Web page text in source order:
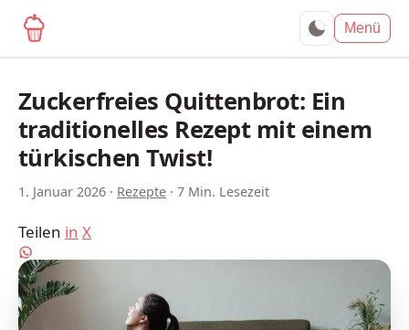
Menü
Zuckerfreies Quittenbrot: Ein
traditionelles Rezept mit einem
türkischen Twist!
1. Januar 2026 · Rezepte · 7 Min. Lesezeit
Teilen in X